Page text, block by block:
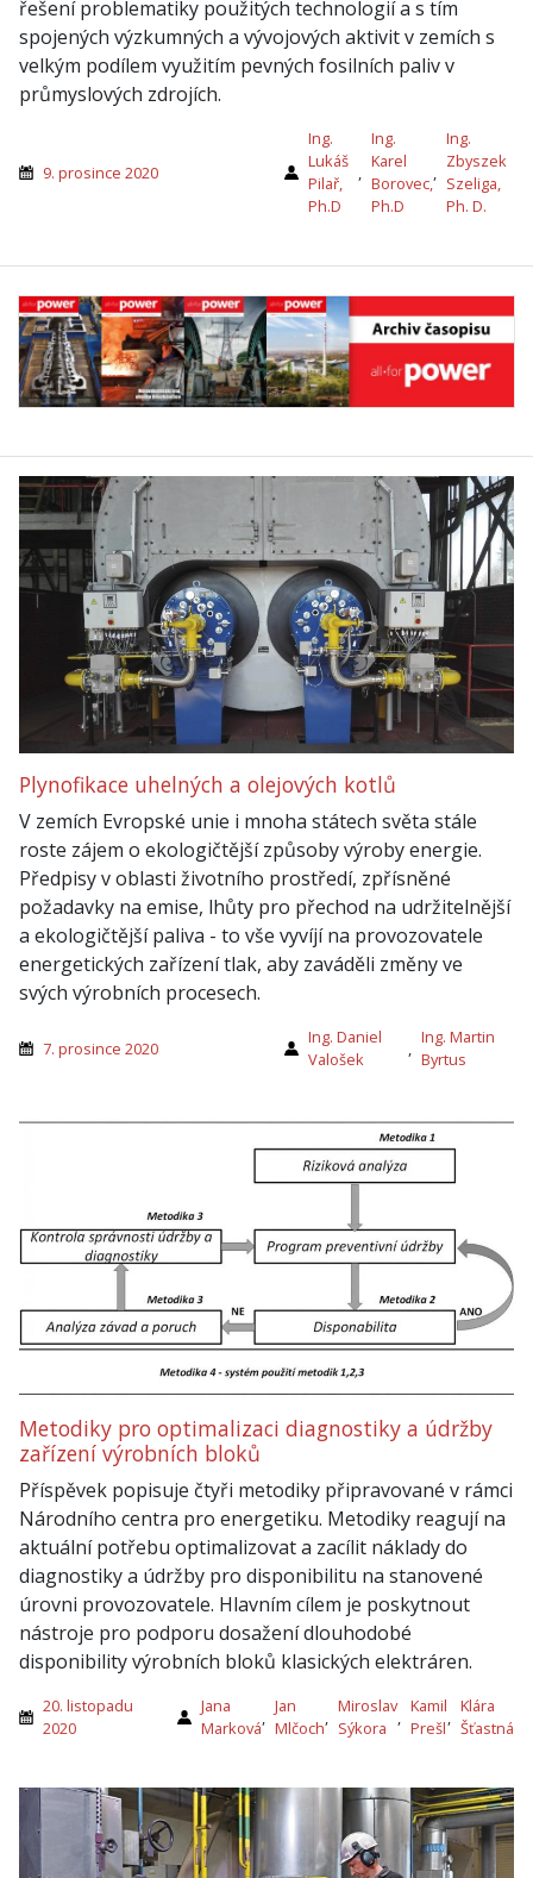
řešení problematiky použitých technologií a s tím
spojených výzkumných a vývojových aktivit v zemích s
velkým podílem využitím pevných fosilních paliv v
průmyslových zdrojích.
9. prosince 2020
Ing.
Lukáš
Pilař,
Ph.D
,
Ing.
Karel
Borovec,
Ph.D
,
Ing.
Zbyszek
Szeliga,
Ph. D.
Plynofikace uhelných a olejových kotlů
V zemích Evropské unie i mnoha státech světa stále
roste zájem o ekologičtější způsoby výroby energie.
Předpisy v oblasti životního prostředí, zpřísněné
požadavky na emise, lhůty pro přechod na udržitelnější
a ekologičtější paliva - to vše vyvíjí na provozovatele
energetických zařízení tlak, aby zaváděli změny ve
svých výrobních procesech.
7. prosince 2020
Ing. Daniel
Valošek
,
Ing. Martin
Byrtus
Metodiky pro optimalizaci diagnostiky a údržby
zařízení výrobních bloků
Příspěvek popisuje čtyři metodiky připravované v rámci
Národního centra pro energetiku. Metodiky reagují na
aktuální potřebu optimalizovat a zacílit náklady do
diagnostiky a údržby pro disponibilitu na stanovené
úrovni provozovatele. Hlavním cílem je poskytnout
nástroje pro podporu dosažení dlouhodobé
disponibility výrobních bloků klasických elektráren.
20. listopadu
2020
Jana
Marková
,
Jan
Mlčoch
,
Miroslav
Sýkora
,
Kamil
Prešl
,
Klára
Šťastná